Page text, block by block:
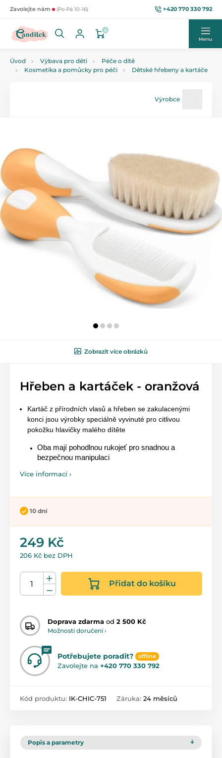
Zavolejte nám (Po-Pá 10-16) +420 770 330 792
0
Menu
Úvod Výbava pro děti
Péče o dítě
Kosmetika a pomůcky pro péči
Dětské hřebeny a kartáče
Výrobce
Zobrazit více obrázků
Hřeben a kartáček - oranžová
Kartáč z přírodních vlasů a hřeben se zakulacenými
konci jsou výrobky speciálně vyvinuté pro citlivou
pokožku hlavičky malého dítěte
Oba mají pohodlnou rukojeť pro snadnou a
bezpečnou manipulaci
Více informací ›
10 dní
249 Kč
206 Kč bez DPH
Přidat do košíku
Doprava zdarma od 2 500 Kč
Možnosti doručení ›
Potřebujete poradit? offline
Zavolejte na +420 770 330 792
Kód produktu: IK-CHIC-751 Záruka: 24 měsíců
Popis a parametry